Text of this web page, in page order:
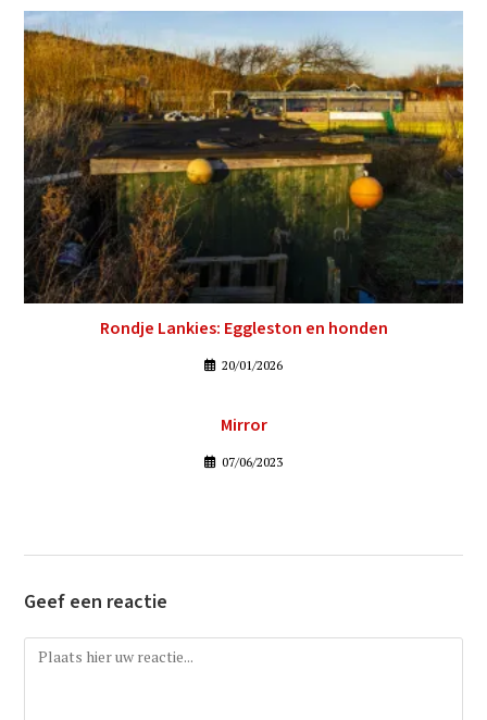
Rondje Lankies: Eggleston en honden
20/01/2026
Mirror
07/06/2023
Geef een reactie
Reactie